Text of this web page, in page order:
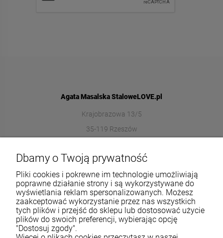
Agata Masalska StaloweLOVE.pl
Krajobrazowa 13/5
35-119 Rzeszów
572989669
Informacje
O nas
Dbamy o Twoją prywatność
Pliki cookies i pokrewne im technologie umożliwiają
poprawne działanie strony i są wykorzystywane do
wyświetlania reklam spersonalizowanych. Możesz
zaakceptować wykorzystanie przez nas wszystkich
tych plików i przejść do sklepu lub dostosować użycie
plików do swoich preferencji, wybierając opcję
"Dostosuj zgody".